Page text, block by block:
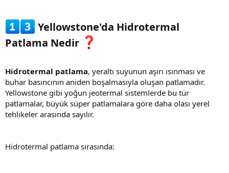
Yellowstone'da Hidrotermal
Patlama Nedir
Hidrotermal patlama, yeraltı suyunun aşırı ısınması ve
buhar basıncının aniden boşalmasıyla oluşan patlamadır.
Yellowstone gibi yoğun jeotermal sistemlerde bu tür
patlamalar, büyük süper patlamalara göre daha olası yerel
tehlikeler arasında sayılır.
Hidrotermal patlama sırasında: